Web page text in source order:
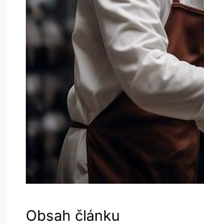
Obsah článku